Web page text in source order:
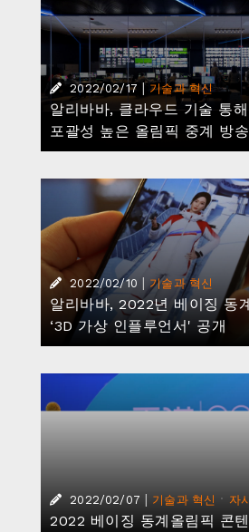
2022/02/17 | 기술과 혁신
알리바바, 클라우드 기술 통
포괄성 높은 올림픽 중계 방
2022/02/10 | 기술과 혁신
알리바바, 2022년 베이징 동
‘3D 가상 인플루언서' 공개
2022/02/07 | 기술과 혁신 · 자
2022 베이징 동계올림픽 콘